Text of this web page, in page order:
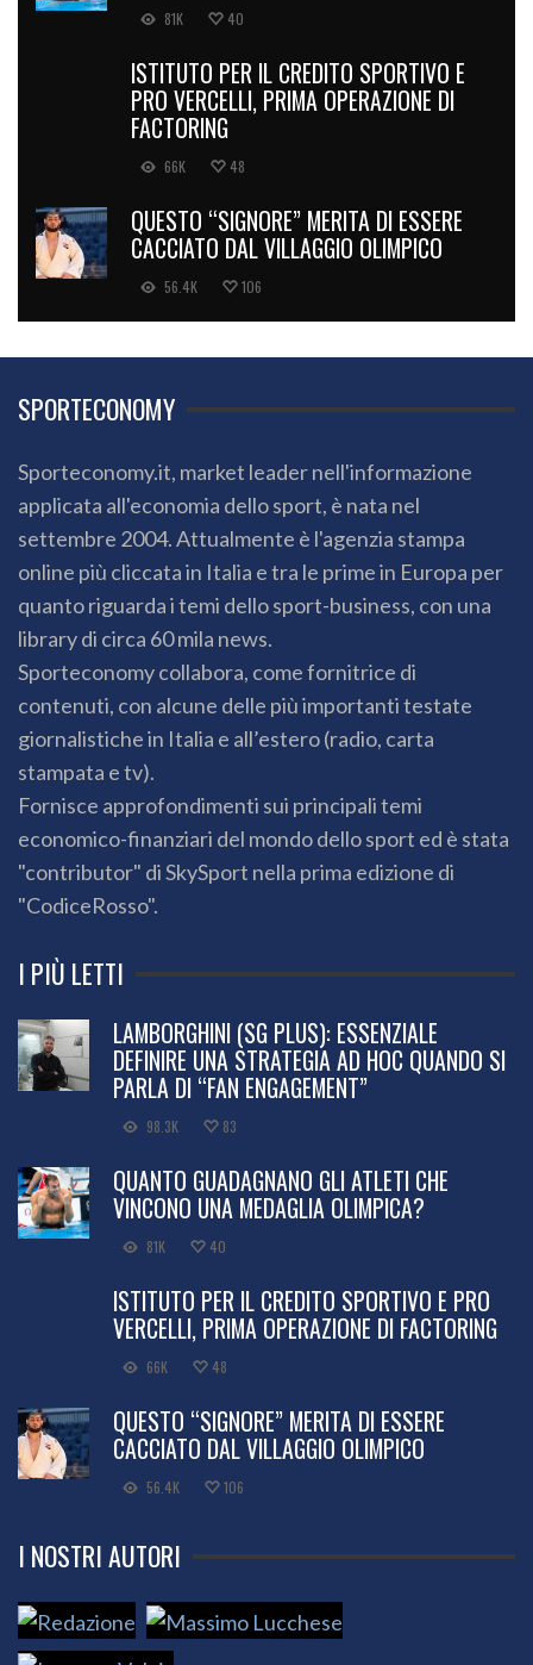
81K 40
ISTITUTO PER IL CREDITO SPORTIVO E
PRO VERCELLI, PRIMA OPERAZIONE DI
FACTORING
66K 48
QUESTO “SIGNORE” MERITA DI ESSERE
CACCIATO DAL VILLAGGIO OLIMPICO
56.4K 106
SPORTECONOMY
Sporteconomy.it, market leader nell'informazione
applicata all'economia dello sport, è nata nel
settembre 2004. Attualmente è l'agenzia stampa
online più cliccata in Italia e tra le prime in Europa per
quanto riguarda i temi dello sport-business, con una
library di circa 60 mila news.
Sporteconomy collabora, come fornitrice di
contenuti, con alcune delle più importanti testate
giornalistiche in Italia e all’estero (radio, carta
stampata e tv).
Fornisce approfondimenti sui principali temi
economico-finanziari del mondo dello sport ed è stata
"contributor" di SkySport nella prima edizione di
"CodiceRosso".
I PIÙ LETTI
LAMBORGHINI (SG PLUS): ESSENZIALE
DEFINIRE UNA STRATEGIA AD HOC QUANDO SI
PARLA DI “FAN ENGAGEMENT”
98.3K 83
QUANTO GUADAGNANO GLI ATLETI CHE
VINCONO UNA MEDAGLIA OLIMPICA?
81K 40
ISTITUTO PER IL CREDITO SPORTIVO E PRO
VERCELLI, PRIMA OPERAZIONE DI FACTORING
66K 48
QUESTO “SIGNORE” MERITA DI ESSERE
CACCIATO DAL VILLAGGIO OLIMPICO
56.4K 106
I NOSTRI AUTORI